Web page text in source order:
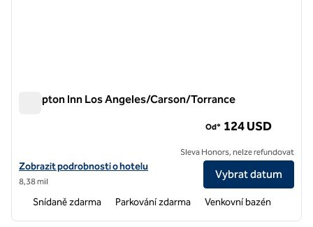
Hampton Inn Los Angeles/Carson/Torrance
Zobrazit podrobnosti o hotelu Hampton Inn Los Angeles/Carson/
Zobrazit podrobnosti o hotelu
8,38 mil
Od* 124 USD
Sleva Honors, nelze refundovat
Vybrat datum
Snídaně zdarma Parkování zdarma Venkovní bazén